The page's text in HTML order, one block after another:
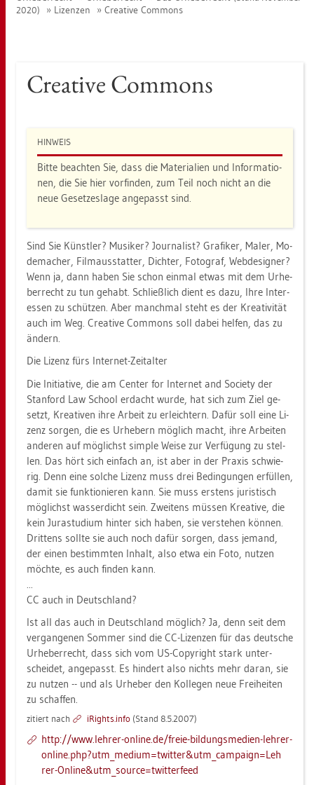
2020)
Li­zen­zen Crea­ti­ve Com­mons
Crea­ti­ve Com­mons
HIN­WEIS
Bitte be­ach­ten Sie, dass die Ma­te­ria­li­en und In­for­ma­tio­
nen, die Sie hier vor­fin­den, zum Teil noch nicht an die
neue Ge­set­zes­la­ge an­ge­passt sind.
Sind Sie Künst­ler? Mu­si­ker? Jour­na­list? Gra­fi­ker, Maler, Mo­
de­ma­cher, Film­aus­stat­ter, Dich­ter, Fo­to­graf, Web­de­si­gner?
Wenn ja, dann haben Sie schon ein­mal etwas mit dem Ur­he­
ber­recht zu tun ge­habt. Schließ­lich dient es dazu, Ihre In­ter­
es­sen zu schüt­zen. Aber manch­mal steht es der Krea­ti­vi­tät
auch im Weg. Crea­ti­ve Com­mons soll dabei hel­fen, das zu
än­dern.
Die Li­zenz fürs In­ter­net-Zeit­al­ter
Die In­itia­ti­ve, die am Cen­ter for In­ter­net and So­cie­ty der
Stan­ford Law School er­dacht wurde, hat sich zum Ziel ge­
setzt, Krea­ti­ven ihre Ar­beit zu er­leich­tern. Dafür soll eine Li­
zenz sor­gen, die es Ur­he­bern mög­lich macht, ihre Ar­bei­ten
an­de­ren auf mög­lichst sim­ple Weise zur Ver­fü­gung zu stel­
len. Das hört sich ein­fach an, ist aber in der Pra­xis schwie­
rig. Denn eine sol­che Li­zenz muss drei Be­din­gun­gen er­fül­len,
damit sie funk­tio­nie­ren kann. Sie muss ers­tens ju­ris­tisch
mög­lichst was­ser­dicht sein. Zwei­tens müs­sen Krea­ti­ve, die
kein Ju­ra­stu­di­um hin­ter sich haben, sie ver­ste­hen kön­nen.
Drit­tens soll­te sie auch noch dafür sor­gen, dass je­mand,
der einen be­stimm­ten In­halt, also etwa ein Foto, nut­zen
möch­te, es auch fin­den kann.
...
CC auch in Deutsch­land?
Ist all das auch in Deutsch­land mög­lich? Ja, denn seit dem
ver­gan­ge­nen Som­mer sind die CC-Li­zen­zen für das deut­sche
Ur­he­ber­recht, dass sich vom US-Co­py­right stark un­ter­
schei­det, an­ge­passt. Es hin­dert also nichts mehr daran, sie
zu nut­zen -- und als Ur­he­ber den Kol­le­gen neue Frei­hei­ten
zu schaf­fen.
zi­tiert nach iRights.info (Stand 8.5.2007)
http://​www.​leh­rer-​on­line.​de/​freie-​bil​dung​smed​ien-​leh­rer-​
on­line.​php?​utm_​med​ium=twi​tter&​utm_​cam​paig​n=Leh​
rer-​On­line&​utm_​sou​rce=twi​tter​feed